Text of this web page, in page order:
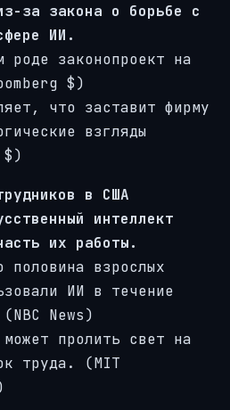
за закона о борьбе с
ИИ.
роде законопроект на
$)
что заставит фирму
взгляды
$)
в США
интеллект
их работы.
половина взрослых
ИИ в течение
News)
пролить свет на
труда. (MIT